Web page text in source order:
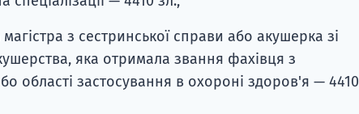
з сестринської справи або акушерка зі
яка отримала звання фахівця з
області застосування в охороні здоров'я — 4410